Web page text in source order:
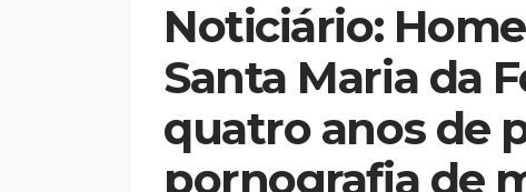
Noticiário:
Santa Maria da
quatro anos de
pornografia de